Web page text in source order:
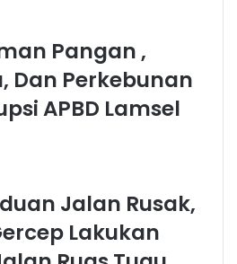
Pangan ,
Dan Perkebunan
APBD Lamsel
Jalan Rusak,
Lakukan